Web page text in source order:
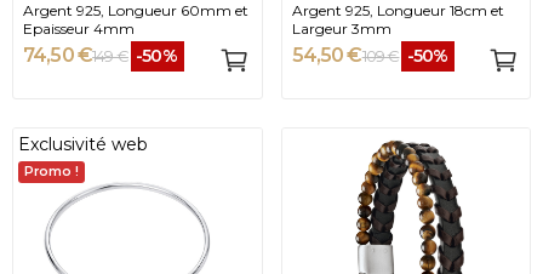
Argent 925, Longueur 60mm et
Epaisseur 4mm
74,50 €149 € -50%
Argent 925, Longueur 18cm et
Largeur 3mm
54,50 €109 € -50%
Exclusivité web
Promo !